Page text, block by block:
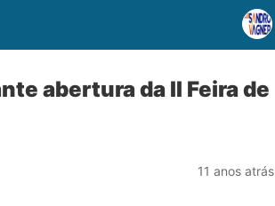
abertura da II Feira de
11 anos atrás